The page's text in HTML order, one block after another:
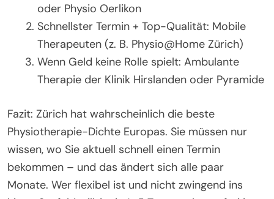
oder Physio Oerlikon
Schnellster Termin + Top-Qualität: Mobile
Therapeuten (z. B. Physio@Home Zürich)
Wenn Geld keine Rolle spielt: Ambulante
Therapie der Klinik Hirslanden oder Pyramide
Fazit: Zürich hat wahrscheinlich die beste
Physiotherapie-Dichte Europas. Sie müssen nur
wissen, wo Sie aktuell schnell einen Termin
bekommen – und das ändert sich alle paar
Monate. Wer flexibel ist und nicht zwingend ins